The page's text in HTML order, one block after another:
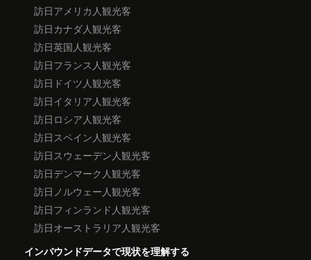
訪日アメリカ人観光客
訪日カナダ人観光客
訪日英国人観光客
訪日フランス人観光客
訪日ドイツ人観光客
訪日イタリア人観光客
訪日ロシア人観光客
訪日スペイン人観光客
訪日スウェーデン人観光客
訪日デンマーク人観光客
訪日ノルウェー人観光客
訪日フィンランド人観光客
訪日オーストラリア人観光客
インバウンドデータで現状を理解する